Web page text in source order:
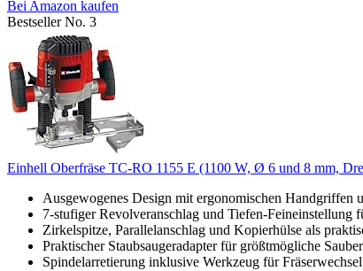
Bei Amazon kaufen
Bestseller No. 3
Einhell Oberfräse TC-RO 1155 E (1100 W, Ø 6 und 8 mm,
Ausgewogenes Design mit ergonomischen Handgriffen
7-stufiger Revolveranschlag und Tiefen-Feineinstellung
Zirkelspitze, Parallelanschlag und Kopierhülse als
Praktischer Staubsaugeradapter für größtmögliche
Spindelarretierung inklusive Werkzeug für Fräserwechsel